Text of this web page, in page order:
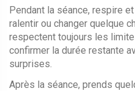
Pendant la séance, respire
ralentir ou changer quelque
respectent toujours les
confirmer la durée restante
surprises.
Après la séance, prends